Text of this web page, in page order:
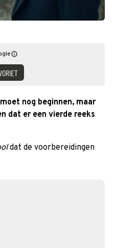
moet nog beginnen, maar
dat er een vierde reeks
dat de voorbereidingen